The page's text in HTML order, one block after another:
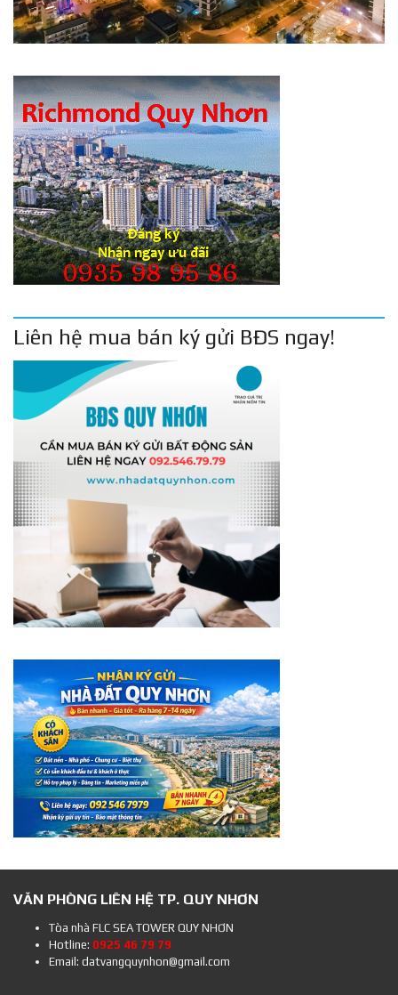
Liên hệ mua bán ký gửi BĐS ngay!
VĂN PHÒNG LIÊN HỆ TP. QUY NHƠN
Tòa nhà FLC SEA TOWER QUY NHƠN
Hotline: 0925 46 79 79
Email: datvangquynhon@gmail.com